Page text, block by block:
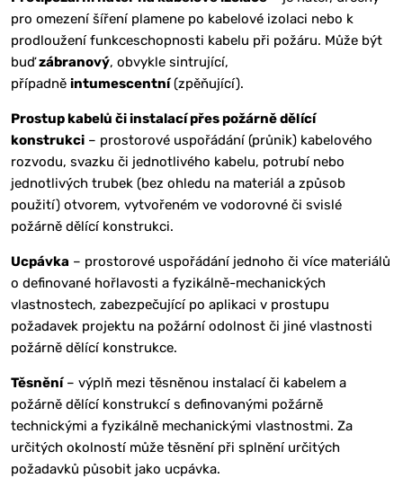
pro omezení šíření plamene po kabelové izolaci nebo k
prodloužení funkceschopnosti kabelu při požáru. Může být
buďzábranový, obvykle sintrující,
případně intumescentní(zpěňující).
Prostup kabelů či instalací přes požárně dělící
konstrukci– prostorové uspořádání (průnik) kabelového
rozvodu, svazku či jednotlivého kabelu, potrubí nebo
jednotlivých trubek (bez ohledu na materiál a způsob
použití) otvorem, vytvořeném ve vodorovné či svislé
požárně dělící konstrukci.
Ucpávka – prostorové uspořádání jednoho či více materiálů
o definované hořlavosti a fyzikálně-mechanických
vlastnostech, zabezpečující po aplikaci v prostupu
požadavek projektu na požární odolnost či jiné vlastnosti
požárně dělící konstrukce.
Těsnění– výplň mezi těsněnou instalací či kabelem a
požárně dělící konstrukcí s definovanými požárně
technickými a fyzikálně mechanickými vlastnostmi. Za
určitých okolností může těsnění při splnění určitých
požadavků působit jako ucpávka.